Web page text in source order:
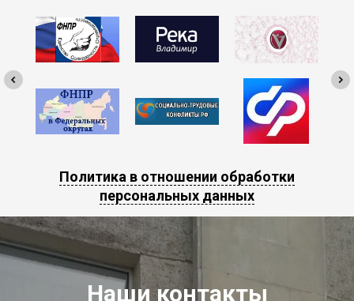
Политика в отношении обработки
персональных данных
Наши контакты